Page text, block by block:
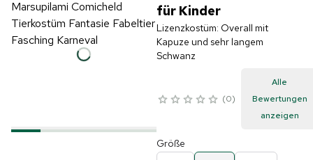
für Kinder
Lizenzkostüm: Overall mit
Kapuze und sehr langem
Schwanz
0
Alle
Bewertungen
anzeigen
Größe